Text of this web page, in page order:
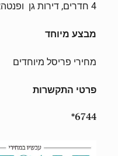
4 חדרים, דירות גן ופנטהאוזים
מבצע מיוחד
מחירי פריסל מיוחדים
פרטי התקשרות
6744*